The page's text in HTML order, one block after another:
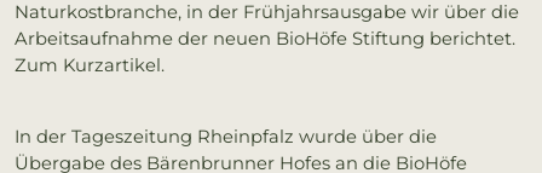
Naturkostbranche, in der Frühjahrsausgabe wir über die
Arbeitsaufnahme der neuen BioHöfe Stiftung berichtet.
Zum Kurzartikel.
In der Tageszeitung Rheinpfalz wurde über die
Übergabe des Bärenbrunner Hofes an die BioHöfe